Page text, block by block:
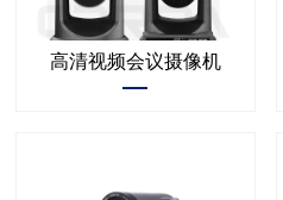
高清视频会议摄像机